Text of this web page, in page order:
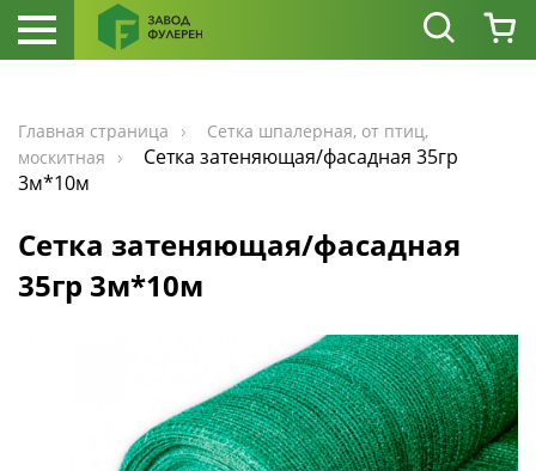
Главная страница
Сетка шпалерная, от птиц,
москитная
Сетка затеняющая/фасадная 35гр
3м*10м
Сетка затеняющая/фасадная
35гр 3м*10м